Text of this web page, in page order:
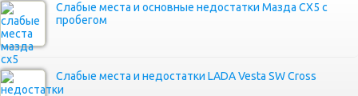
Слабые места и основные недостатки Мазда СХ5 с
пробегом
Слабые места и недостатки LADA Vesta SW Cross